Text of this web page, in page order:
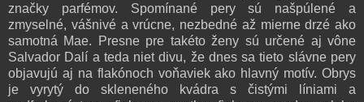
značky parfémov. Spomínané pery sú našpúlené a
zmyselné, vášnivé a vrúcne, nezbedné až mierne drzé ako
samotná Mae. Presne pre takéto ženy sú určené aj vône
Salvador Dalí a teda niet divu, že dnes sa tieto slávne pery
objavujú aj na flakónoch voňaviek ako hlavný motív. Obrys
je vyrytý do skleneného kvádra s čistými líniami a